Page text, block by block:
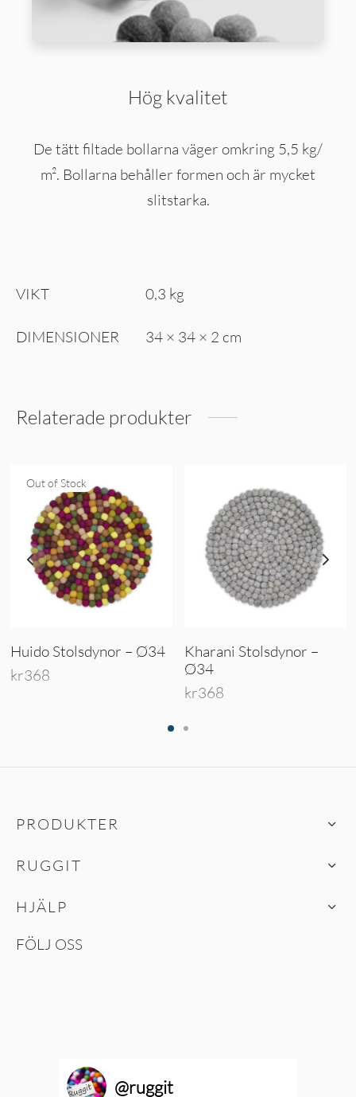
Hög kvalitet
De tätt filtade bollarna väger omkring 5,5 kg/
m². Bollarna behåller formen och är mycket
slitstarka.
VIKT 0,3 kg
DIMENSIONER 34 × 34 × 2 cm
Relaterade produkter
Out of Stock
Huido Stolsdynor – Ø34
kr368
Kharani Stolsdynor –
Ø34
kr368
PRODUKTER
RUGGIT
HJÄLP
FÖLJ OSS
@ruggit